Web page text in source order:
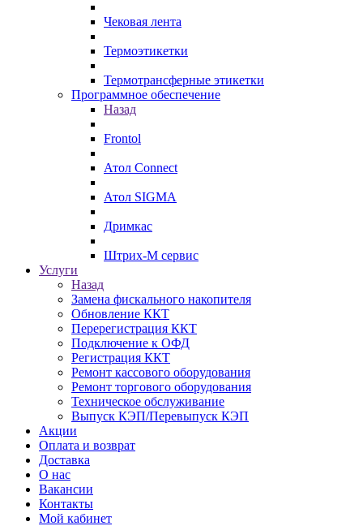
Чековая лента
Термоэтикетки
Термотрансферные этикетки
Программное обеспечение
Назад
Frontol
Атол Connect
Атол SIGMA
Дримкас
Штрих-М сервис
Услуги
Назад
Замена фискального накопителя
Обновление ККТ
Перерегистрация ККТ
Подключение к ОФД
Регистрация ККТ
Ремонт кассового оборудования
Ремонт торгового оборудования
Техническое обслуживание
Выпуск КЭП/Перевыпуск КЭП
Акции
Оплата и возврат
Доставка
О нас
Вакансии
Контакты
Мой кабинет